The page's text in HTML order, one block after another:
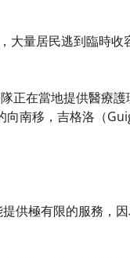
大量居民逃到臨時收
正在當地提供醫療
南移，吉格洛（
供極有限的服務，